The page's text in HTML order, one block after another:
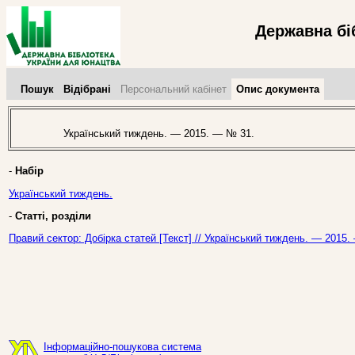
Державна
Пошук Відібрані Персональний кабінет Опис документа
Український тиждень. — 2015. — № 31.
- Набір
Український тиждень.
- Статті, розділи
Правий сектор: Добірка статей [Текст] // Український тиждень. —
Інформаційно-пошукова система